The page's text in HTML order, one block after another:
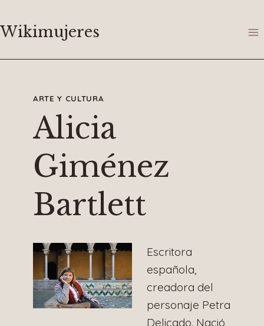
al
Wikimujeres
ARTE Y CULTURA
Alicia
Giménez
Bartlett
Escritora
española,
creadora del
personaje Petra
Delicado. Nació